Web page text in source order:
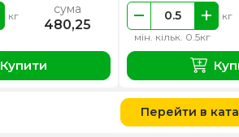
кг сума
480,25
Купити
мін. кільк. 0.5кг
кг
Перейти в